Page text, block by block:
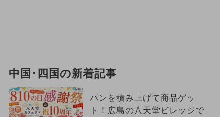
中国･四国の新着記事
パンを積み上げて商品ゲッ
ト！広島の八天堂ビレッジで